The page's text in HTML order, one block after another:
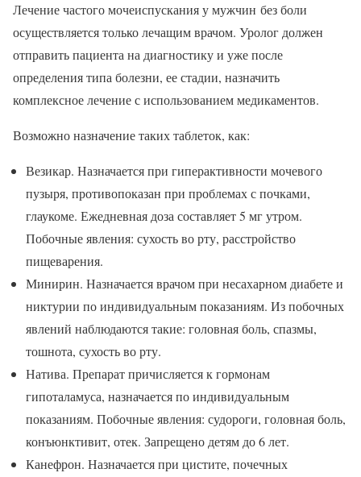
Лечение частого мочеиспускания у мужчин без боли
осуществляется только лечащим врачом. Уролог должен
отправить пациента на диагностику и уже после
определения типа болезни, ее стадии, назначить
комплексное лечение с использованием медикаментов.
Возможно назначение таких таблеток, как:
Везикар. Назначается при гиперактивности мочевого
пузыря, противопоказан при проблемах с почками,
глаукоме. Ежедневная доза составляет 5 мг утром.
Побочные явления: сухость во рту, расстройство
пищеварения.
Минирин. Назначается врачом при несахарном диабете и
никтурии по индивидуальным показаниям. Из побочных
явлений наблюдаются такие: головная боль, спазмы,
тошнота, сухость во рту.
Натива. Препарат причисляется к гормонам
гипоталамуса, назначается по индивидуальным
показаниям. Побочные явления: судороги, головная боль,
конъюнктивит, отек. Запрещено детям до 6 лет.
Канефрон. Назначается при цистите, почечных